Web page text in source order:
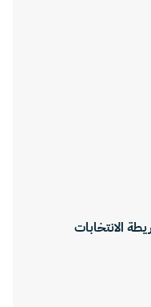
الانتخابات